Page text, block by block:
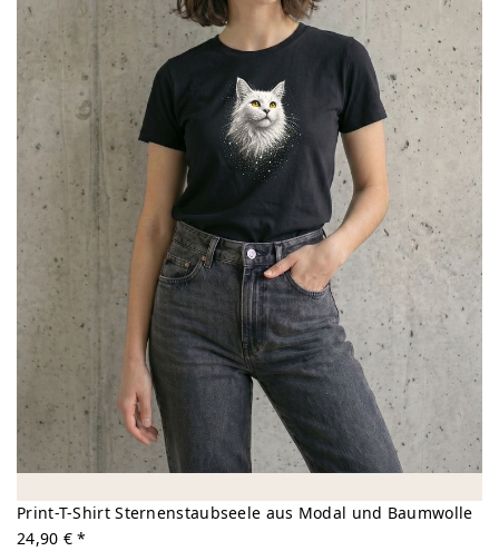
Print-T-Shirt Sternenstaubseele aus Modal und Baumwolle
24,90 € *